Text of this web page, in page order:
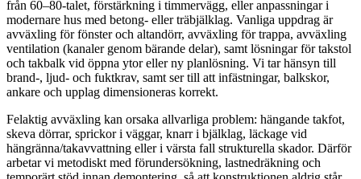
från 60–80-talet, förstärkning i timmervägg, eller anpassningar i
modernare hus med betong- eller träbjälklag. Vanliga uppdrag är
avväxling för fönster och altandörr, avväxling för trappa, avväxling
ventilation (kanaler genom bärande delar), samt lösningar för takstol
och takbalk vid öppna ytor eller ny planlösning. Vi tar hänsyn till
brand-, ljud- och fuktkrav, samt ser till att infästningar, balkskor,
ankare och upplag dimensioneras korrekt.
Felaktig avväxling kan orsaka allvarliga problem: hängande takfot,
skeva dörrar, sprickor i väggar, knarr i bjälklag, läckage vid
hängränna/takavvattning eller i värsta fall strukturella skador. Därför
arbetar vi metodiskt med förundersökning, lastnedräkning och